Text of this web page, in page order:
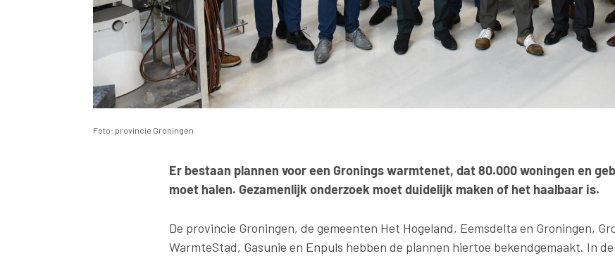
Foto: provincie Groningen
Er bestaan plannen voor een Gronings warmtenet, dat 80.000 woningen en
moet halen. Gezamenlijk onderzoek moet duidelijk maken of het haalbaar is.
De provincie Groningen, de gemeenten Het Hogeland, Eemsdelta en Groningen,
WarmteStad, Gasunie en Enpuls hebben de plannen hiertoe bekendgemaakt. In